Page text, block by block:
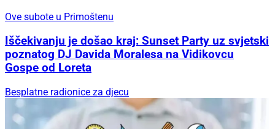
Ove subote u Primoštenu
Iščekivanju je došao kraj: Sunset Party uz svjetski
poznatog DJ Davida Moralesa na Vidikovcu
Gospe od Loreta
Besplatne radionice za djecu